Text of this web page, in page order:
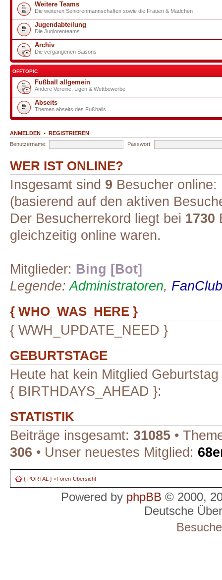
Weitere Teams
Die weiteren Seniorenmannschaften sowie die Frauen & Mädchen
Jugendabteilung
Die Juniorenteams
Archiv
Die vergangenen Saisons
OFFTOPIC
Fußball allgemein
Andere Vereine, Ligen & Wettbewerbe
Abseits
Themen abseits des Fußballs
ANMELDEN • REGISTRIEREN
Benutzername:
Passwort:
WER IST ONLINE?
Insgesamt sind 9 Besucher
(basierend auf den aktiven
Der Besucherrekord liegt bei 1730
gleichzeitig online waren.
Mitglieder: Bing [Bot]
Legende:Administratoren,
{ WHO_WAS_HERE }
{ WWH_UPDATE_NEED }
GEBURTSTAGE
Heute hat kein Mitglied Geburtstag
{ BIRTHDAYS_AHEAD }:
STATISTIK
Beiträge insgesamt: 31085 •
306 • Unser neuestes Mitglied:
{ PORTAL } »Foren-Übersicht
Powered by phpBB © 2000,
Deutsche